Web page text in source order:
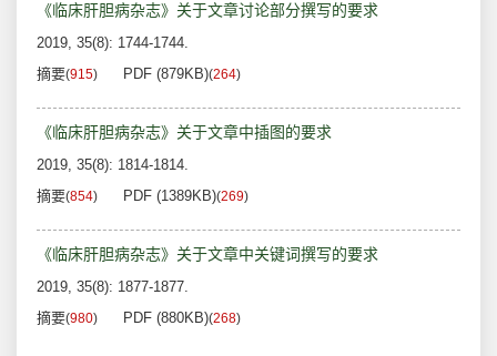
《临床肝胆病杂志》关于文章讨论部分撰写的要求
2019, 35(8): 1744-1744.
摘要(915) PDF (879KB)(264)
《临床肝胆病杂志》关于文章中插图的要求
2019, 35(8): 1814-1814.
摘要(854) PDF (1389KB)(269)
《临床肝胆病杂志》关于文章中关键词撰写的要求
2019, 35(8): 1877-1877.
摘要(980) PDF (880KB)(268)